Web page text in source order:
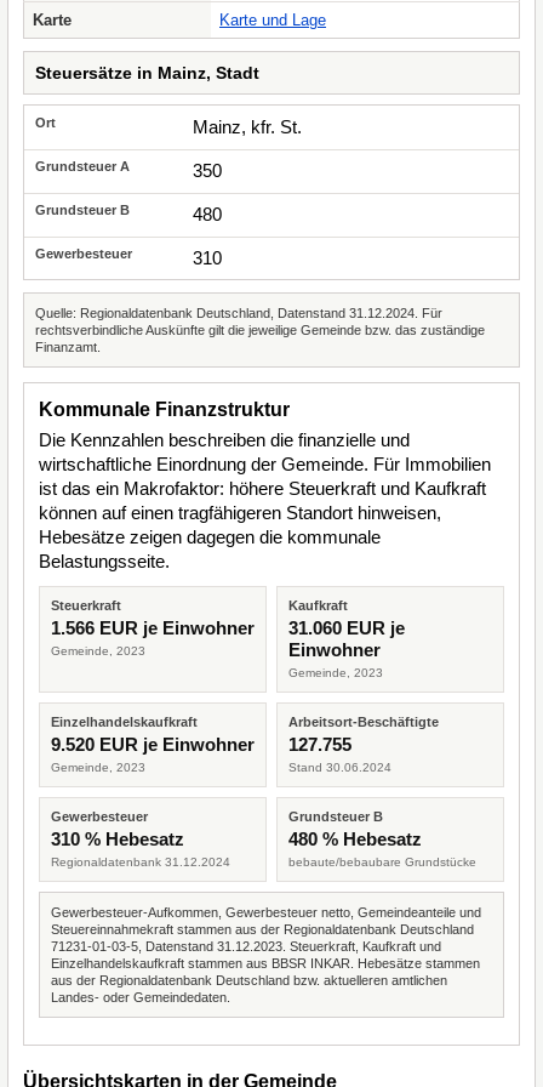
Karte
Karte und Lage
Steuersätze in Mainz, Stadt
Mainz, kfr. St.
350
480
310
Quelle: Regionaldatenbank Deutschland, Datenstand 31.12.2024. Für
rechtsverbindliche Auskünfte gilt die jeweilige Gemeinde bzw. das zuständige
Finanzamt.
Kommunale Finanzstruktur
Die Kennzahlen beschreiben die finanzielle und
wirtschaftliche Einordnung der Gemeinde. Für Immobilien
ist das ein Makrofaktor: höhere Steuerkraft und Kaufkraft
können auf einen tragfähigeren Standort hinweisen,
Hebesätze zeigen dagegen die kommunale
Belastungsseite.
Steuerkraft
1.566 EUR je Einwohner
Gemeinde, 2023
Kaufkraft
31.060 EUR je
Einwohner
Gemeinde, 2023
Einzelhandelskaufkraft
9.520 EUR je Einwohner
Gemeinde, 2023
Arbeitsort-Beschäftigte
127.755
Stand 30.06.2024
Gewerbesteuer
310 % Hebesatz
Regionaldatenbank 31.12.2024
Grundsteuer B
480 % Hebesatz
bebaute/bebaubare Grundstücke
Gewerbesteuer-Aufkommen, Gewerbesteuer netto, Gemeindeanteile und
Steuereinnahmekraft stammen aus der Regionaldatenbank Deutschland
71231-01-03-5, Datenstand 31.12.2023. Steuerkraft, Kaufkraft und
Einzelhandelskaufkraft stammen aus BBSR INKAR. Hebesätze stammen
aus der Regionaldatenbank Deutschland bzw. aktuelleren amtlichen
Landes- oder Gemeindedaten.
Übersichtskarten in der Gemeinde